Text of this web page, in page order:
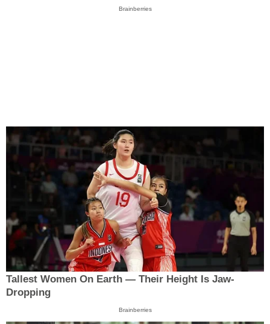
Brainberries
Tallest Women On Earth — Their Height Is Jaw-
Dropping
Brainberries